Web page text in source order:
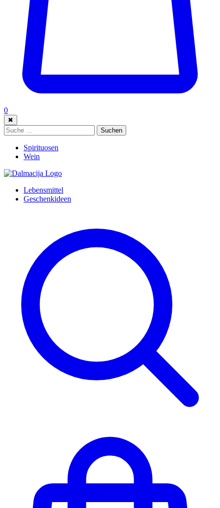
0
✖
Suche: Suchen
Spirituosen
Wein
Lebensmittel
Geschenkideen